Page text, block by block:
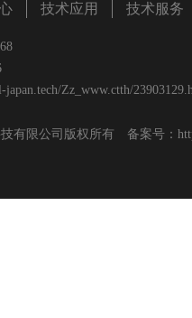
技术应用 技术服务
japan.tech/Zz_www.ctth/
有限公司版权所有 备案号：